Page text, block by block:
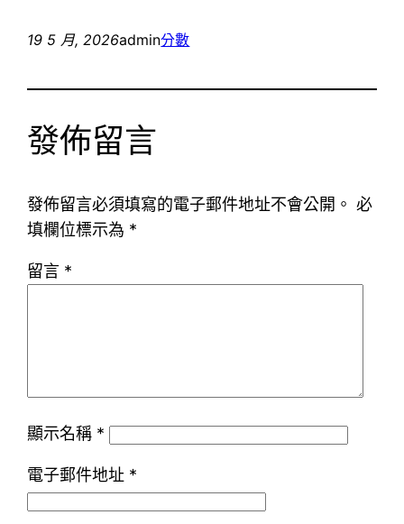
19 5 月, 2026admin分數
發佈留言
發佈留言必須填寫的電子郵件地址不會公開。 必
填欄位標示為 *
留言 *
顯示名稱 *
電子郵件地址 *